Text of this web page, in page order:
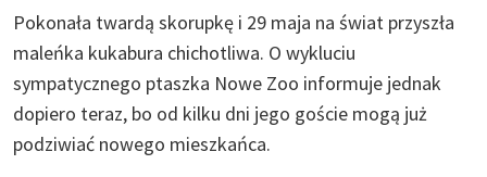
Pokonała twardą skorupkę i 29 maja na świat przyszła
maleńka kukabura chichotliwa. O wykluciu
sympatycznego ptaszka Nowe Zoo informuje jednak
dopiero teraz, bo od kilku dni jego goście mogą już
podziwiać nowego mieszkańca.